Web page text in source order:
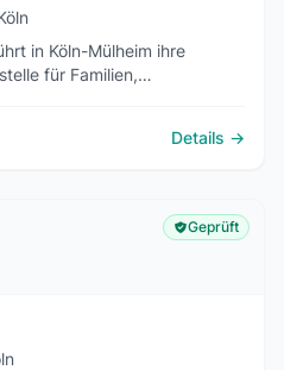
in Köln-Mülheim ihre
für Familien,
Details →
Geprüft